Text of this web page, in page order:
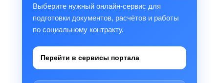
Выберите нужный онлайн-сервис для
подготовки документов, расчётов и работы
по социальному контракту.
Перейти в сервисы портала